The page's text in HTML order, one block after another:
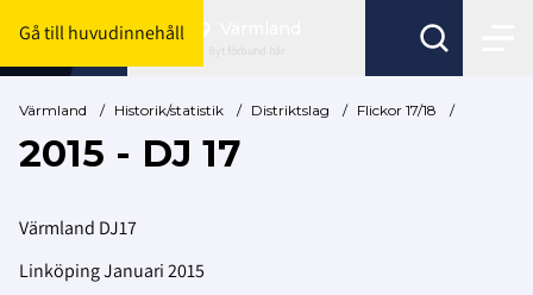
Gå till huvudinnehåll
Byt förbund här
Värmland / Historik/statistik / Distriktslag / Flickor 17/18 /
2015 - DJ 17
Värmland DJ17
Linköping Januari 2015